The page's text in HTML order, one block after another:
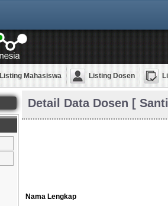
Listing Mahasiswa Listing Dosen
Detail Data Dosen [
Nama Lengkap